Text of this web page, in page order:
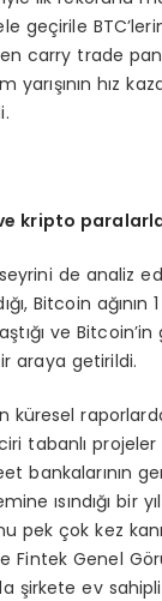
geçirile
carry trade
hız
kripto
de analiz
Bitcoin
ve
araya getirildi.
küresel
tabanlı
ısındığı
pek çok kez
Fintek Genel
şirkete ev